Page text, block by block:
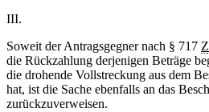
III.
Soweit der Antragsgegner nach § 717
die Rückzahlung derjenigen Beträge
die drohende Vollstreckung aus dem
hat, ist die Sache ebenfalls an das
zurückzuverweisen.